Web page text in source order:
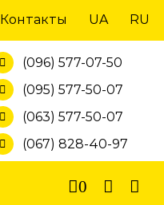
Контакты UA RU
(096) 577-07-50
(095) 577-50-07
(063) 577-50-07
(067) 828-40-97
0